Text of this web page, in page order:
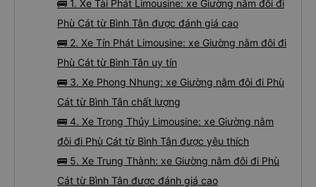
🚌 1. Xe Tài Phát Limousine: xe Giường nằm đôi đi
Phù Cát từ Bình Tân được đánh giá cao
🚌 2. Xe Tín Phát Limousine: xe Giường nằm đôi đi
Phù Cát từ Bình Tân uy tín
🚌 3. Xe Phong Nhung: xe Giường nằm đôi đi Phù
Cát từ Bình Tân chất lượng
🚌 4. Xe Trọng Thủy Limousine: xe Giường nằm
đôi đi Phù Cát từ Bình Tân được yêu thích
🚌 5. Xe Trung Thành: xe Giường nằm đôi đi Phù
Cát từ Bình Tân được đánh giá cao